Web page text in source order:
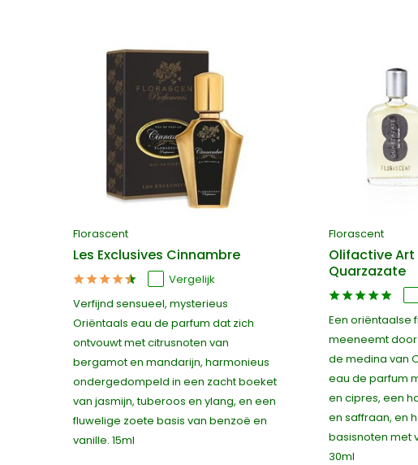
Florascent
Les Exclusives Cinnambre
Vergelijk
Verfijnd sensueel, mysterieus
Oriëntaals eau de parfum dat zich
ontvouwt met citrusnoten van
bergamot en mandarijn, harmonieus
ondergedompeld in een zacht boeket
van jasmijn, tuberoos en ylang, en een
fluwelige zoete basis van benzoë en
vanille. 15ml
Florascent
Olifactive
Quarzazate
Een oriëntaalse
meeneemt
de medina van
eau de parfum
en cipres, een
en saffraan, en
basisnoten met
30ml